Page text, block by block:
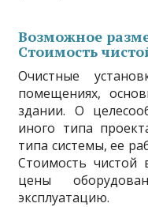
Возможное
Стоимость
Очистные
помещениях,
здании. О
иного типа
типа системы, ее
Стоимость чистой
цены
эксплуатацию.